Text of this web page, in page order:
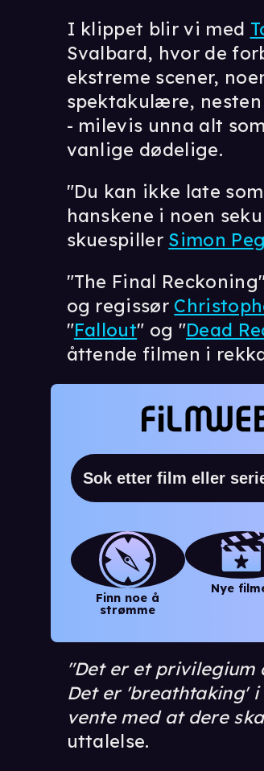
I klippet blir vi med
Svalbard, hvor de
ekstreme scener,
spektakulære,
- milevis unna alt
vanlige dødelige.
"Du kan ikke late
hanskene i noen
skuespiller Simon
"The Final
og regissør
"Fallout" og "Dead
åttende filmen i
Finn noe å
strømme
Nye
"Det er et privilegium
Det er 'breathtaking'
vente med at dere
uttalelse.